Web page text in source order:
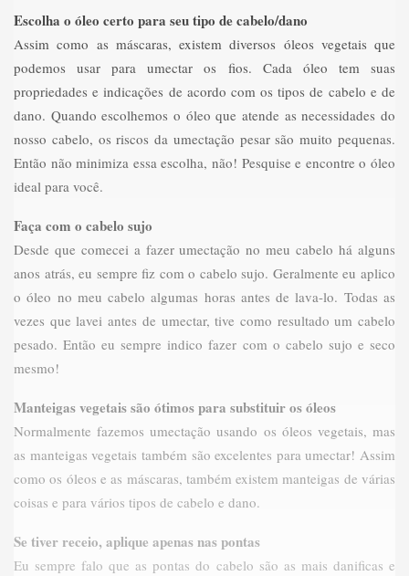
Escolha o óleo certo para seu tipo de cabelo/dano
Assim como as máscaras, existem diversos óleos vegetais que
podemos usar para umectar os fios. Cada óleo tem suas
propriedades e indicações de acordo com os tipos de cabelo e de
dano. Quando escolhemos o óleo que atende as necessidades do
nosso cabelo, os riscos da umectação pesar são muito pequenas.
Então não minimiza essa escolha, não! Pesquise e encontre o óleo
ideal para você.
Faça com o cabelo sujo
Desde que comecei a fazer umectação no meu cabelo há alguns
anos atrás, eu sempre fiz com o cabelo sujo. Geralmente eu aplico
o óleo no meu cabelo algumas horas antes de lava-lo. Todas as
vezes que lavei antes de umectar, tive como resultado um cabelo
pesado. Então eu sempre indico fazer com o cabelo sujo e seco
mesmo!
Manteigas vegetais são ótimos para substituir os óleos
Normalmente fazemos umectação usando os óleos vegetais, mas
as manteigas vegetais também são excelentes para umectar! Assim
como os óleos e as máscaras, também existem manteigas de várias
coisas e para vários tipos de cabelo e dano.
Se tiver receio, aplique apenas nas pontas
Eu sempre falo que as pontas do cabelo são as mais danificas e